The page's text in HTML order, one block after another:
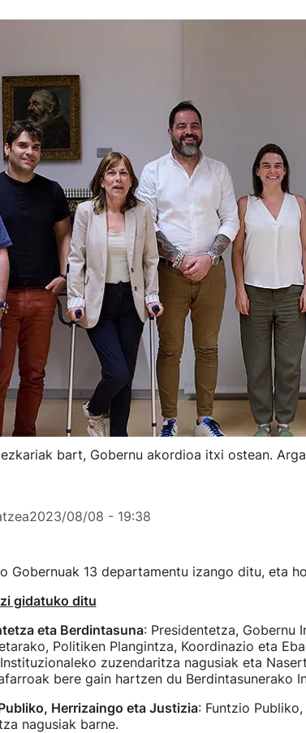
bart, Gobernu akordioa itxi ostean.
2023/08/08 - 19:38
Gobernuak 13 departamentu izango ditu, eta
gidatuko ditu
eta Berdintasuna: Presidentetza, Gobernu
Politiken Plangintza, Koordinazio eta
zuzendaritza nagusiak eta
bere gain hartzen du Berdintasunerako
Herrizaingo eta Justizia: Funtzio
nagusiak barne.